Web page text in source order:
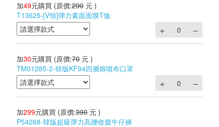
加49元購買 (原價:290 元 )
T13625-[V領]彈力素面面膜T恤
加30元購買 (原價:70 元 )
TM01285-2-韓版KF94四層熔噴布口罩
加299元購買 (原價:390 元 )
P54268-韓版超級彈力高腰收腹牛仔褲